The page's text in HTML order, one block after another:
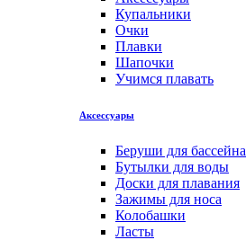
Купальники
Очки
Плавки
Шапочки
Учимся плавать
Аксессуары
Беруши для бассейна
Бутылки для воды
Доски для плавания
Зажимы для носа
Колобашки
Ласты